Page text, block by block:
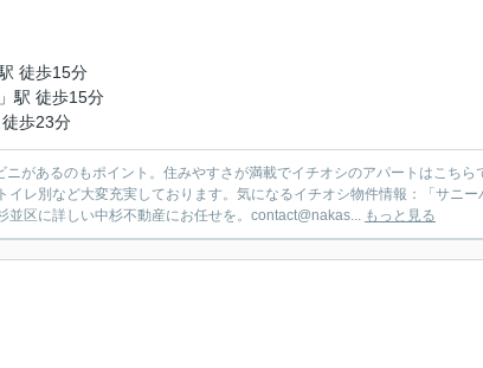
徒歩15分
」駅 徒歩15分
徒歩23分
があるのもポイント。住みやすさが満載でイチオシのアパートはこちら
レ別など大変充実しております。気になるイチオシ物件情報：「サニー
区に詳しい中杉不動産にお任せを。contact@nakas... もっと見る